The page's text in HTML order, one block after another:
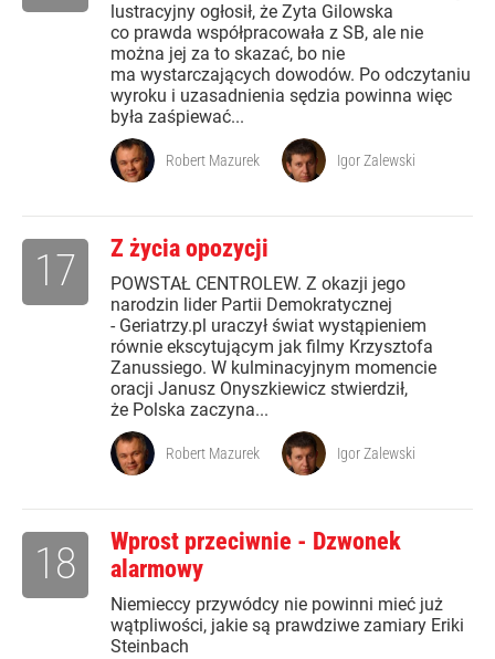
lustracyjny ogłosił, że Zyta Gilowska
co prawda współpracowała z SB, ale nie
można jej za to skazać, bo nie
ma wystarczających dowodów. Po odczytaniu
wyroku i uzasadnienia sędzia powinna więc
była zaśpiewać...
Robert Mazurek Igor Zalewski
Z życia opozycji
POWSTAŁ CENTROLEW. Z okazji jego
narodzin lider Partii Demokratycznej
- Geriatrzy.pl uraczył świat wystąpieniem
równie ekscytującym jak filmy Krzysztofa
Zanussiego. W kulminacyjnym momencie
oracji Janusz Onyszkiewicz stwierdził,
że Polska zaczyna...
17
Robert Mazurek Igor Zalewski
Wprost przeciwnie - Dzwonek
alarmowy
Niemieccy przywódcy nie powinni mieć już
wątpliwości, jakie są prawdziwe zamiary Eriki
Steinbach
18